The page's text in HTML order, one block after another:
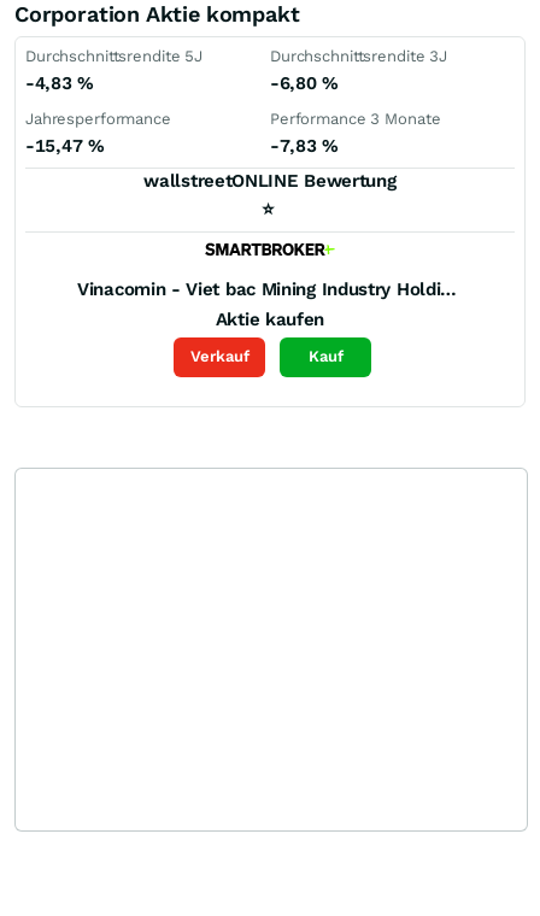
Corporation Aktie kompakt
Durchschnittsrendite 5J
-4,83%
Durchschnittsrendite 3J
-6,80%
Jahresperformance
-15,47 %
Performance 3 Monate
-7,83%
wallstreetONLINE Bewertung
⭐
Vinacomin - Viet bac Mining Industry Holding Corporation
Aktie kaufen
Verkauf Kauf